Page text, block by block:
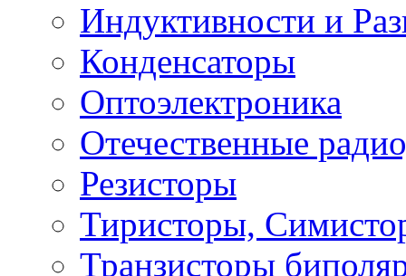
Индуктивности и
Конденсаторы
Оптоэлектроника
Отечественные
Резисторы
Тиристоры,
Транзисторы